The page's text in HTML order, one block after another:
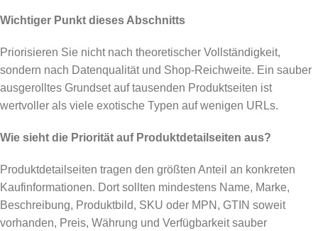
Wichtiger Punkt dieses Abschnitts
Priorisieren Sie nicht nach theoretischer Vollständigkeit,
sondern nach Datenqualität und Shop-Reichweite. Ein sauber
ausgerolltes Grundset auf tausenden Produktseiten ist
wertvoller als viele exotische Typen auf wenigen URLs.
Wie sieht die Priorität auf Produktdetailseiten aus?
Produktdetailseiten tragen den größten Anteil an konkreten
Kaufinformationen. Dort sollten mindestens Name, Marke,
Beschreibung, Produktbild, SKU oder MPN, GTIN soweit
vorhanden, Preis, Währung und Verfügbarkeit sauber